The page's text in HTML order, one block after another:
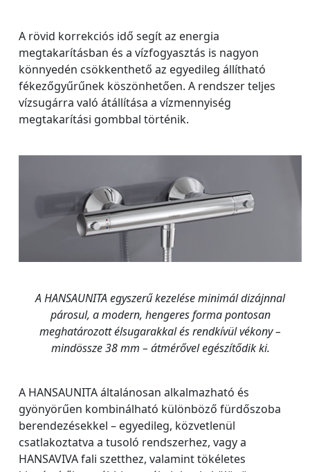
A rövid korrekciós idő segít az energia
megtakarításban és a vízfogyasztás is nagyon
könnyedén csökkenthető az egyedileg állítható
fékezőgyűrűnek köszönhetően. A rendszer teljes
vízsugárra való átállítása a vízmennyiség
megtakarítási gombbal történik.
A HANSAUNITA egyszerű kezelése minimál dizájnnal
párosul, a modern, hengeres forma pontosan
meghatározott élsugarakkal és rendkívül vékony –
mindössze 38 mm – átmérővel egészítődik ki.
A HANSAUNITA általánosan alkalmazható és
gyönyörűen kombinálható különböző fürdőszoba
berendezésekkel – egyedileg, közvetlenül
csatlakoztatva a tusoló rendszerhez, vagy a
HANSAVIVA fali szetthez, valamint tökéletes